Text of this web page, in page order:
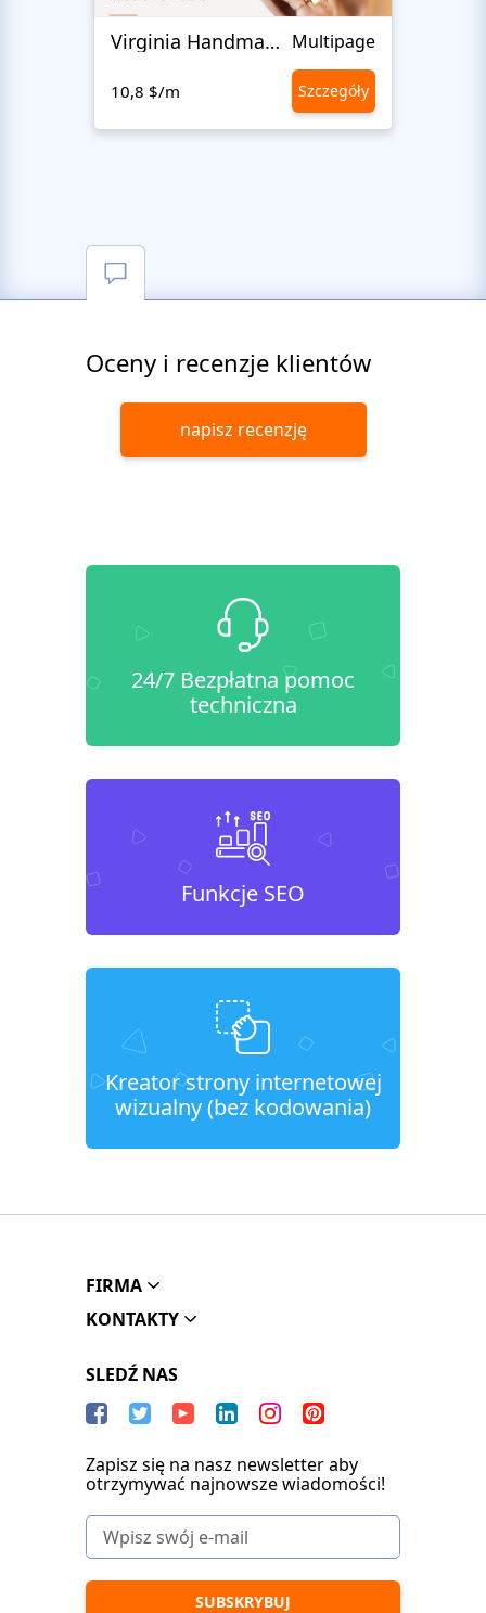
Virginia Handmade Multipage
10,8 $/m Szczegóły
Oceny i recenzje klientów
napisz recenzję
24/7 Bezpłatna pomoc
techniczna
Funkcje SEO
Kreator strony internetowej
wizualny (bez kodowania)
FIRMA
KONTAKTY
SLEDŹ NAS
Zapisz się na nasz newsletter aby
otrzymywać najnowsze wiadomości!